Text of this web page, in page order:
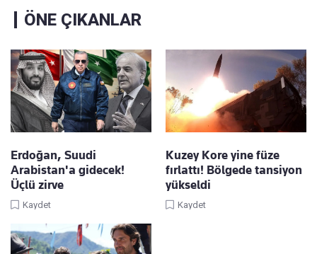
ÖNE ÇIKANLAR
Erdoğan, Suudi
Arabistan'a gidecek!
Üçlü zirve
Kaydet
Kuzey Kore yine füze
fırlattı! Bölgede tansiyon
yükseldi
Kaydet